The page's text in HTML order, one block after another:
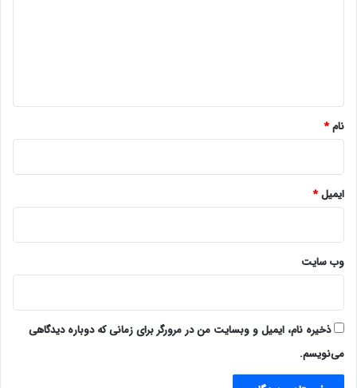
نام*
ایمیل*
وب‌ سایت
ذخیره نام، ایمیل و وبسایت من در مرورگر برای زمانی که دوباره دیدگاهی
می‌نویسم.